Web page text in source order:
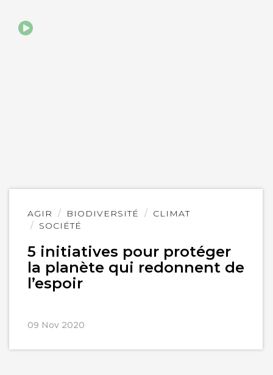
AGIR BIODIVERSITÉ
CLIMAT
SOCIÉTÉ
5 initiatives pour protéger
la planète qui redonnent de
l’espoir
09 Nov 2020
Lire
l'article